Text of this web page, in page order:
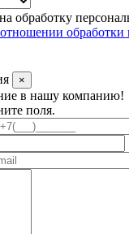
на обработку
обработки
×
в нашу компанию!
поля.